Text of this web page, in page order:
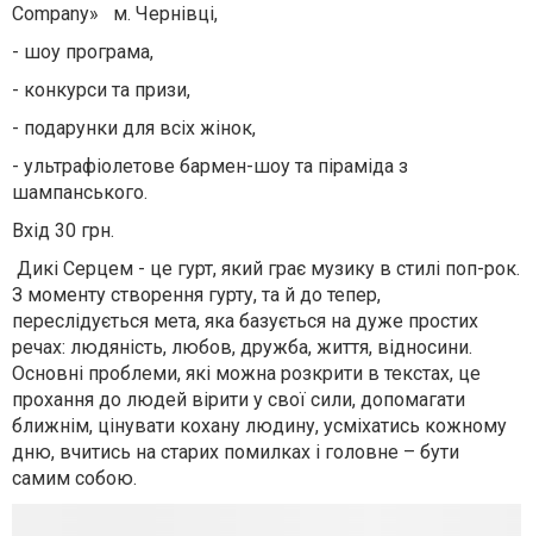
Company»
м. Чернівці,
- шоу програма,
- конкурси та призи,
- подарунки для всіх жінок,
- ультрафіолетове бармен-шоу та піраміда з
шампанського.
Вхід 30 грн.
Дикі Серцем - це гурт, який грає музику в стилі поп-рок.
З моменту створення гурту, та й до тепер,
переслідується мета, яка базується на дуже простих
речах: людяність, любов, дружба, життя, відносини.
Основні проблеми, які можна розкрити в текстах, це
прохання до людей вірити у свої сили, допомагати
ближнім, цінувати кохану людину, усміхатись кожному
дню, вчитись на старих помилках і головне – бути
самим собою.